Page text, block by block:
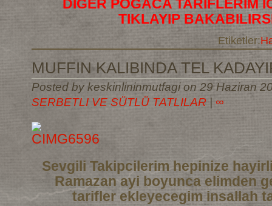
DIGER POGACA TARIFLERIM
TIKLAYIP
Etiketler:
MUFFIN KALIBINDA TEL
Posted by keskinlininmutfagi on 29 Haziran
SERBETLI VE SÜTLÜ TATLILAR
∞
Sevgili Takipcilerim hepinize
Ramazan ayi boyunca elimden
tarifler ekleyecegim insallah